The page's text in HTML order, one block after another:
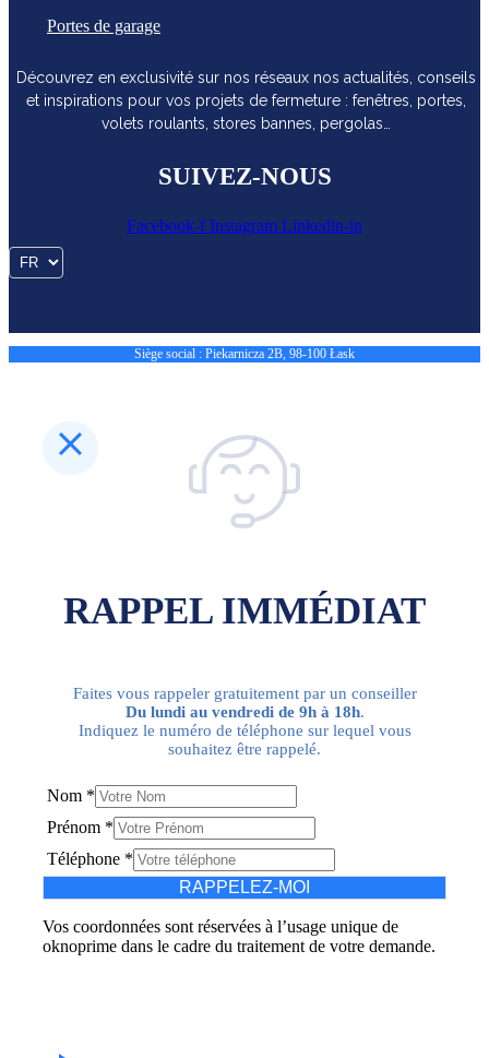
Portes de garage
Découvrez en exclusivité sur nos réseaux nos actualités, conseils
et inspirations pour vos projets de fermeture : fenêtres, portes,
volets roulants, stores bannes, pergolas…
SUIVEZ-NOUS
Facebook-f Instagram Linkedin-in
Siège social : Piekarnicza 2B, 98-100 Łask
RAPPEL IMMÉDIAT
Faites vous rappeler gratuitement par un conseiller
Du lundi au vendredi de 9h à 18h.
Indiquez le numéro de téléphone sur lequel vous
souhaitez être rappelé.
Nom *
Prénom *
Téléphone *
RAPPELEZ-MOI
Vos coordonnées sont réservées à l’usage unique de
oknoprime dans le cadre du traitement de votre demande.